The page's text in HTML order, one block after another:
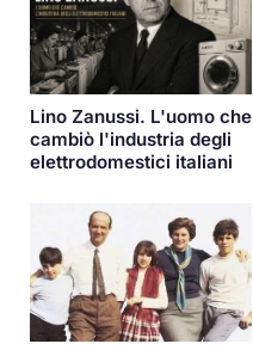
Lino Zanussi. L'uomo che
cambiò l'industria degli
elettrodomestici italiani